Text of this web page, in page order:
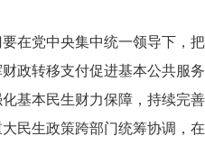
在党中央集中统一领导下，
政转移支付促进基本公共服
基本民生财力保障，持续完
民生政策跨部门统筹协调，